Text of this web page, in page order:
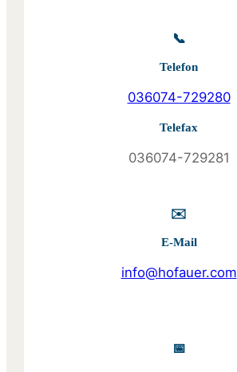
📞
Telefon
036074-729280
Telefax
036074-729281
✉️
E-Mail
info@hofauer.com
📅